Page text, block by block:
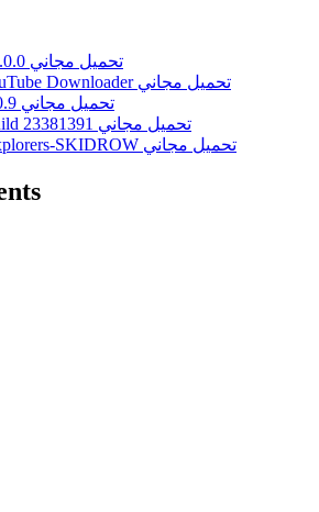
PDF Annotator 9.0.0 تحميل مجاني
MediaHuman YouTube Downloader تحميل مجاني
Kanna Maze v1.0.9 تحميل مجاني
Farm to Table Build 23381391 تحميل مجاني
Hyper Empire Explorers-SKIDROW تحميل مجاني